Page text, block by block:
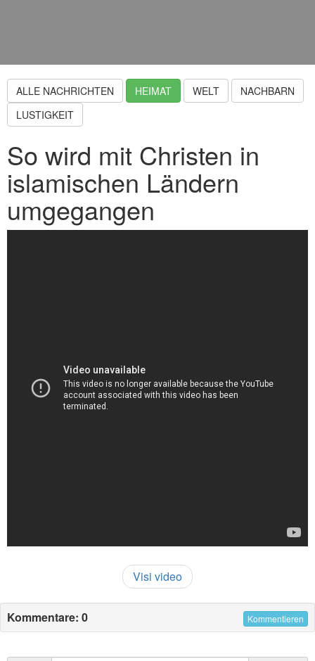
ALLE NACHRICHTEN HEIMAT WELT
NACHBARN
LUSTIGKEIT
So wird mit Christen in
islamischen Ländern
umgegangen
Visi video
Kommentare: 0 Kommentieren